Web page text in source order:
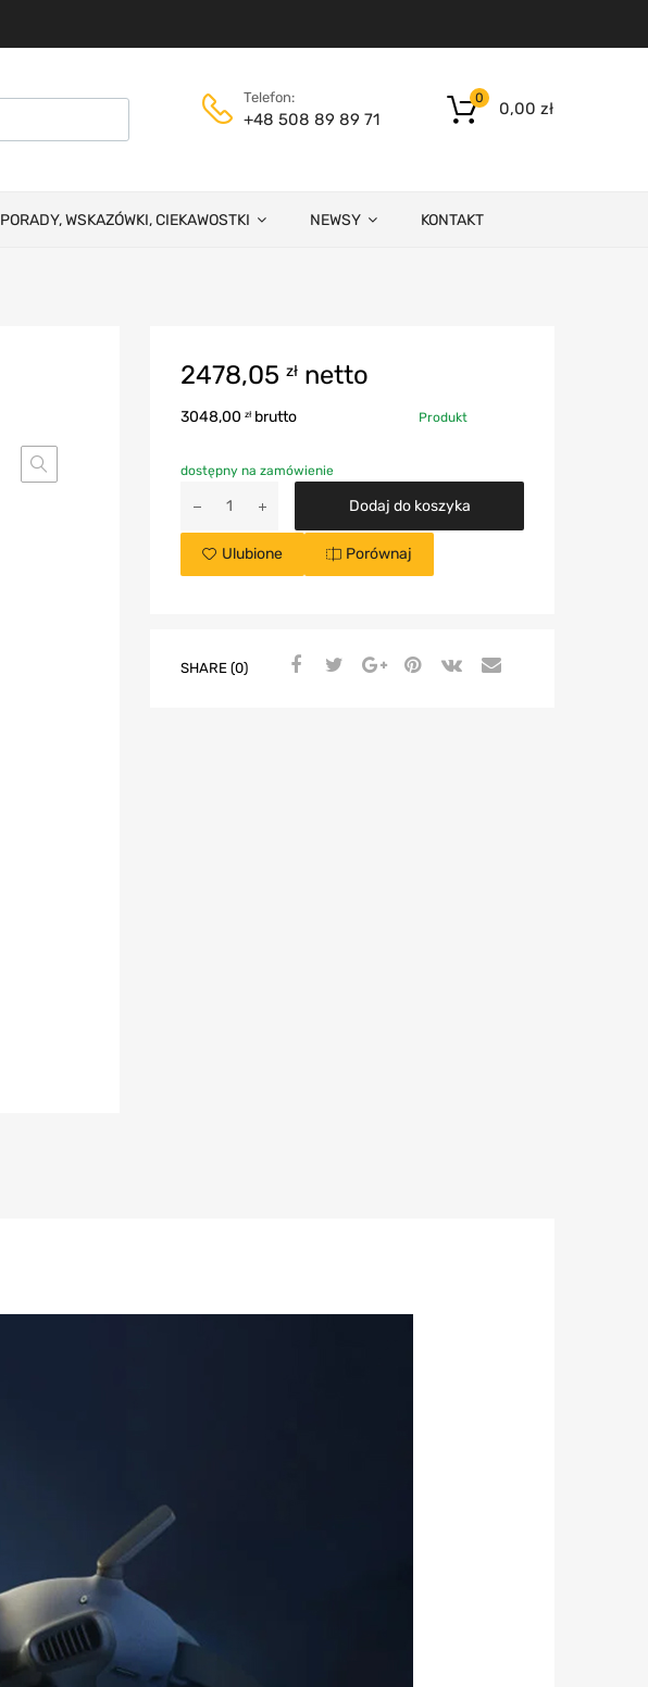
Telefon:
+48 508 89 89 71
0,00 zł
0
PORADY, WSKAZÓWKI, CIEKAWOSTKI NEWSY KONTAKT
2478,05 zł netto
3048,00 zł brutto Produkt
dostępny na zamówienie
Dodaj do koszyka
Ulubione Porównaj
SHARE (0)